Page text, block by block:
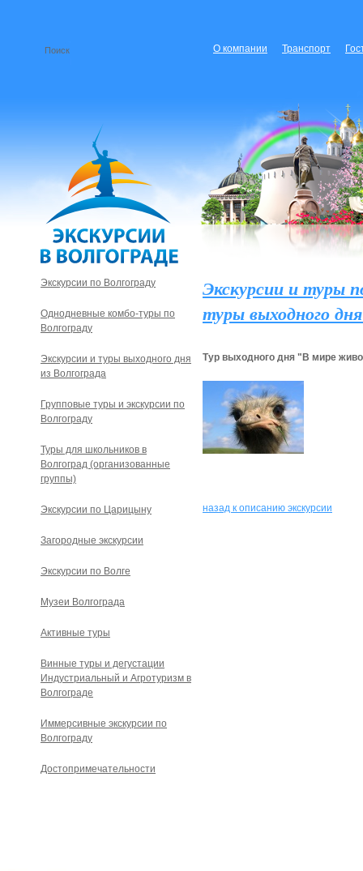
О компании Транспорт
Экскурсии и туры
туры выходного
Тур выходного дня "В мире
назад к описанию экскурсии
Экскурсии по Волгограду
Однодневные комбо-туры по
Волгограду
Экскурсии и туры выходного дня
из Волгограда
Групповые туры и экскурсии по
Волгограду
Туры для школьников в
Волгоград (организованные
группы)
Экскурсии по Царицыну
Загородные экскурсии
Экскурсии по Волге
Музеи Волгограда
Активные туры
Винные туры и дегустации
Индустриальный и Агротуризм в
Волгограде
Иммерсивные экскурсии по
Волгограду
Достопримечательности